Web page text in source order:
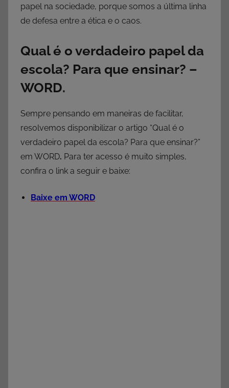
papel na sociedade, porque somos a última linha
de defesa entre a ética e o caos.
Qual é o verdadeiro papel da
escola? Para que ensinar? –
WORD.
Sempre pensando em maneiras de facilitar,
resolvemos disponibilizar o artigo “Qual é o
verdadeiro papel da escola? Para que ensinar?”
em WORD. Para ter acesso é muito simples,
confira o link a seguir e baixe:
Baixe em WORD